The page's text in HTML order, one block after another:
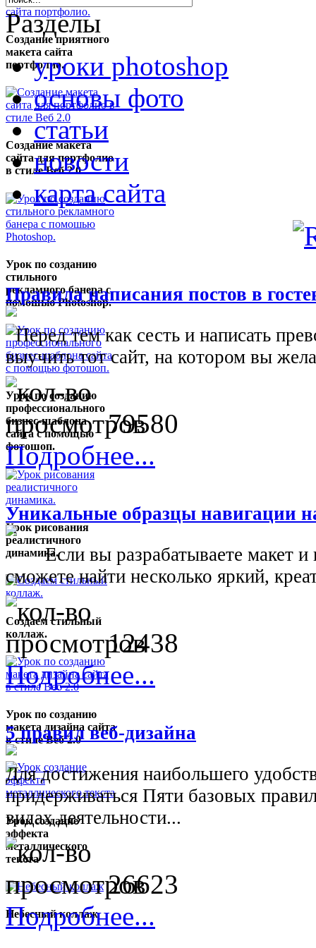
Создание приятного
макета сайта
портфолио.
Создание макета
сайта для портфолио
в стиле Веб 2.0
Урок по созданию
стильного
рекламного банера с
помошью Photoshop.
Урок по созданию
профессионального
бизнес-шаблона
сайта с помощью
фотошоп.
Урок рисования
реалистичного
динамика.
Создаем стильный
коллаж.
Урок по созданию
макета дизайна сайта
в стиле Веб 2.0
Урок создание
эффекта
металлического
текста
Небесный коллаж
Разделы
уроки photoshop
основы фото
статьи
новости
карта сайта
Правила написания постов в
Перед тем как сесть и написать
выучить тот сайт, на котором вы
79580
Подробнее...
Уникальные образцы навигации
Если вы разрабатываете макет и
сможете найти несколько яркий,
12438
Подробнее...
5 правил веб-дизайна
Для достижения наибольшего
придерживаться Пяти базовых
видах деятельности...
26623
Подробнее...